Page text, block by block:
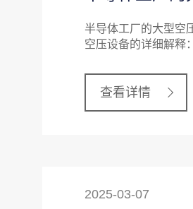
半导体工厂的大型空
空压设备的详细解释
查看详情
2025-03-07